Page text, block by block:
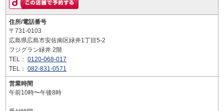
住所/電話番号
〒731-0103
広島県広島市安佐南区緑井1丁目5-2
フジグラン緑井 2階
TEL： 0120-068-017
TEL： 082-831-0571
営業時間
午前10時〜午後8時